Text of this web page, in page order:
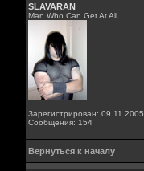
SLAVARAN
Man Who Can Get At All
Зарегистрирован: 09.11.2005
Сообщения: 154
Вернуться к началу